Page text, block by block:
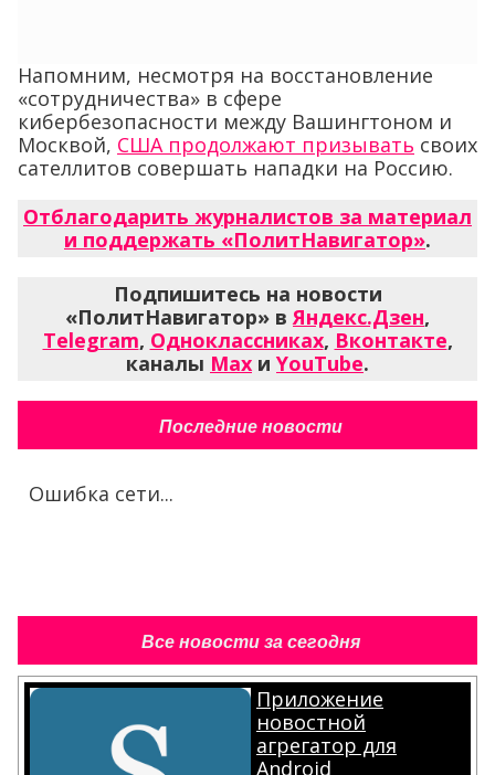
Напомним, несмотря на восстановление
«сотрудничества» в сфере
кибербезопасности между Вашингтоном и
Москвой, США продолжают призывать своих
сателлитов совершать нападки на Россию.
Отблагодарить журналистов за материал
и поддержать «ПолитНавигатор».
Подпишитесь на новости
«ПолитНавигатор» вЯндекс.Дзен,
Telegram, Одноклассниках, Вконтакте,
каналы Max и YouTube.
Последние новости
Ошибка сети...
Все новости за сегодня
Приложение
новостной
агрегатор для
Android